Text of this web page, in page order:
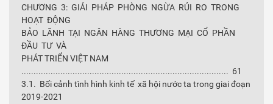
CHƯƠNG 3: GIẢI PHÁP PHÒNG NGỪA RỦI RO TRONG
HOẠT ĐỘNG
BẢO LÃNH TẠI NGÂN HÀNG THƯƠNG MẠI CỔ PHẦN
ĐẦU TƯ VÀ
PHÁT TRIỂN VIỆT NAM
..................................................................................... 61
3.1. Bối cảnh tình hình kinh tế xã hội nước ta trong giai đoạn
2019-2021